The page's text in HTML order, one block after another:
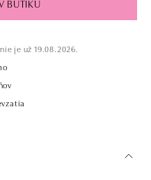
BUTIKU
je už 19.08.2026.